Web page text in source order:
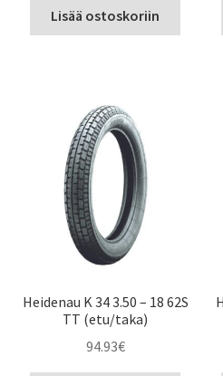
Lisää ostoskoriin
Heidenau K 34 3.50 – 18 62S
TT (etu/taka)
94.93€